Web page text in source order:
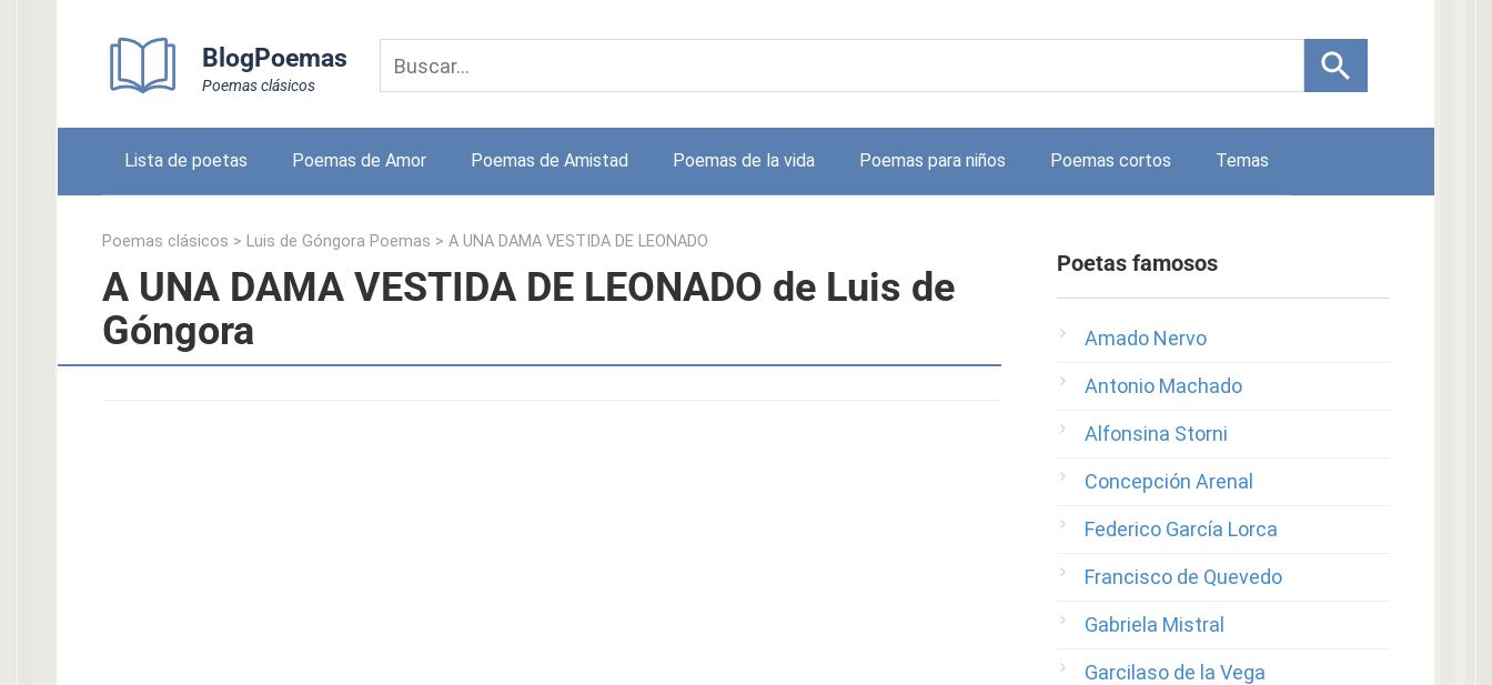
BlogPoemas
Poemas clásicos
Lista de poetas Poemas de Amor Poemas de Amistad Poemas de la vida Poemas para niños Poemas cortos Temas
Poemas clásicos > Luis de Góngora Poemas > A UNA DAMA VESTIDA DE LEONADO
A UNA DAMA VESTIDA DE LEONADO de Luis de
Góngora
Poetas famosos
Amado Nervo
Antonio Machado
Alfonsina Storni
Concepción Arenal
Federico García Lorca
Francisco de Quevedo
Gabriela Mistral
Garcilaso de la Vega